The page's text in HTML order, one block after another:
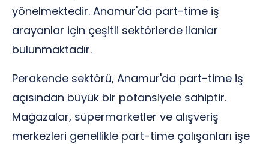
yönelmektedir. Anamur'da part-time iş
arayanlar için çeşitli sektörlerde ilanlar
bulunmaktadır.
Perakende sektörü, Anamur'da part-time iş
açısından büyük bir potansiyele sahiptir.
Mağazalar, süpermarketler ve alışveriş
merkezleri genellikle part-time çalışanları işe